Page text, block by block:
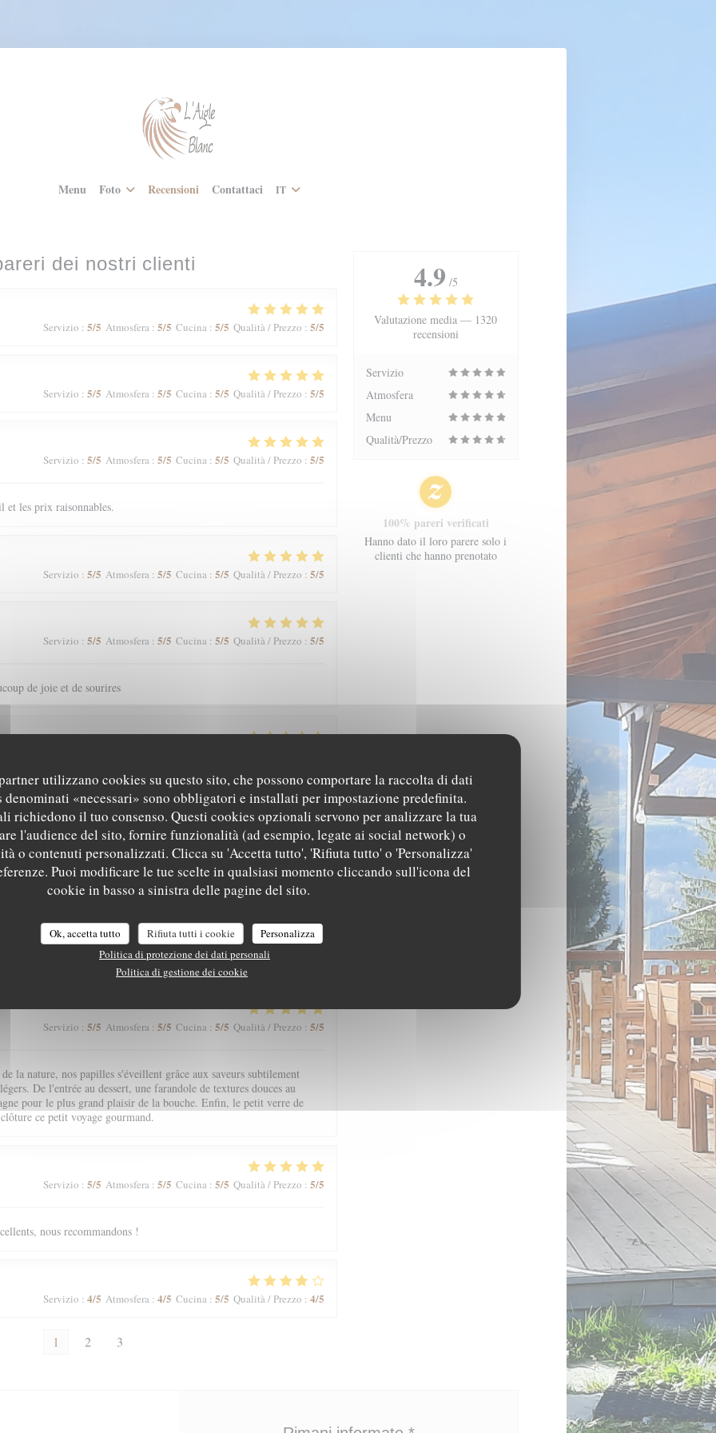
utilizzano cookies su questo sito, che possono comportare la raccolta di dati
«necessari» sono obbligatori e installati per impostazione predefinita.
richiedono il tuo consenso. Questi cookies opzionali servono per analizzare la tua
l'audience del sito, fornire funzionalità (ad esempio, legate ai social network) o
o contenuti personalizzati. Clicca su 'Accetta tutto', 'Rifiuta tutto' o 'Personalizza'
Puoi modificare le tue scelte in qualsiasi momento cliccando sull'icona del
cookie in basso a sinistra delle pagine del sito.
Ok, accetta tutto Rifiuta tutti i cookie
Personalizza
Politica di protezione dei dati personali
Politica di gestione dei cookie
Menu Foto Recensioni Contattaci IT
dei nostri clienti
Servizio : 5/5 Atmosfera: 5/5 Cucina: 5/5 Qualità / Prezzo : 5/5
Servizio : 5/5 Atmosfera: 5/5 Cucina: 5/5 Qualità / Prezzo : 5/5
Servizio : 5/5 Atmosfera: 5/5 Cucina: 5/5 Qualità / Prezzo : 5/5
et les prix raisonnables.
Servizio : 5/5 Atmosfera: 5/5 Cucina: 5/5 Qualità / Prezzo : 5/5
Servizio : 5/5 Atmosfera: 5/5 Cucina: 5/5 Qualità / Prezzo : 5/5
de joie et de sourires
carte qui nous régale toujours. Une mention spéciale aux pâtisseries qui
Servizio 5 Atmosfera : /5 Cucina: Qualità / Prezzo
nature avec une magnifique vue, l’Aigle Blanche vous offre une
et pièce de vieux fondante par exemple). Service agréable. Et petite
à la fin, à goûter impérativement !
Servizio : 5/5 Atmosfera : 5/5 Cucina : 5/5 Qualità / Prezzo : 5/5
la nature, nos papilles s'éveillent grâce aux saveurs subtilement
De l'entrée au dessert, une farandole de textures douces au
pour le plus grand plaisir de la bouche. Enfin, le petit verre de
ce petit voyage gourmand.
Servizio : 5/5 Atmosfera: 5/5 Cucina: 5/5 Qualità / Prezzo : 5/5
nous recommandons !
Servizio : 4/5 Atmosfera: 4/5 Cucina: 5/5 Qualità / Prezzo : 4/5
1 2 3
4.9 /5
Valutazione media — 1320
recensioni
Servizio
Atmosfera
Menu
Qualità/Prezzo
100% pareri verificati
Hanno dato il loro parere solo i
clienti che hanno prenotato